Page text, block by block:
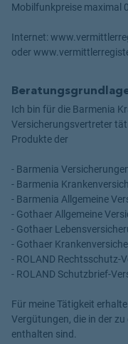
Mobilfunkpreise maximal
Internet:
oder
Ich bin für die Barmenia
Versicherungsvertreter
Produkte der
- Barmenia
- Barmenia
- Barmenia Allgemeine
- Gothaer Allgemeine
- Gothaer
- Gothaer
- ROLAND Rechtsschutz-
- ROLAND Schutzbrief-
Für meine Tätigkeit
Vergütungen, die in der
enthalten sind.